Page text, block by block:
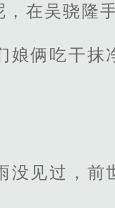
在吴骁隆
娘俩吃干抹
没见过，前